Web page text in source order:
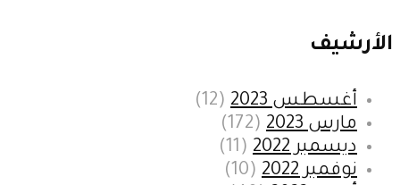
الأرشيف
أغسطس 2023
(12)
مارس 2023
(172)
ديسمبر 2022
(11)
نوفمبر 2022
(10)